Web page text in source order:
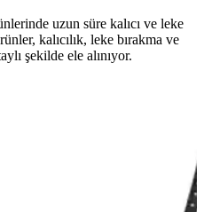
uzun süre kalıcı ve leke
kalıcılık, leke bırakma ve
şekilde ele alınıyor.